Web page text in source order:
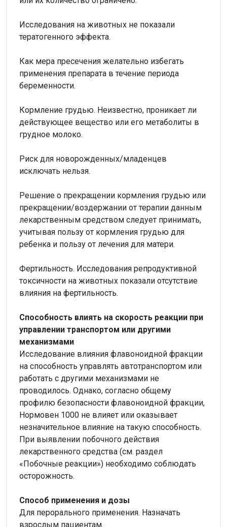
Исследования на животных не показали
тератогенного эффекта.
Как мера пресечения желательно избегать
применения препарата в течение периода
беременности.
Кормление грудью. Неизвестно, проникает ли
действующее вещество или его метаболиты в
грудное молоко.
Риск для новорожденных/младенцев
исключать нельзя.
Решение о прекращении кормления грудью или
прекращении/воздержании от терапии данным
лекарственным средством следует принимать,
учитывая пользу от кормления грудью для
ребенка и пользу от лечения для матери.
Фертильность. Исследования репродуктивной
токсичности на животных показали отсутствие
влияния на фертильность.
Способность влиять на скорость реакции при
управлении транспортом или другими
механизмами
Исследование влияния флавоноидной фракции
на способность управлять автотранспортом или
работать с другими механизмами не
проводилось. Однако, согласно общему
профилю безопасности флавоноидной фракции,
Нормовен 1000 не влияет или оказывает
незначительное влияние на такую способность.
При выявлении побочного действия
лекарственного средства (см. раздел
«Побочные реакции») необходимо соблюдать
осторожность.
Способ применения и дозы
Для перорального применения. Назначать
взрослым пациентам.